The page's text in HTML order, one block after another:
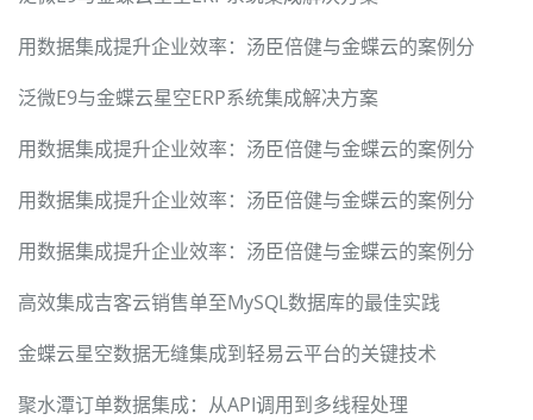
用数据集成提升企业效率：汤臣倍健与金蝶云的案例分
泛微E9与金蝶云星空ERP系统集成解决方案
用数据集成提升企业效率：汤臣倍健与金蝶云的案例分
用数据集成提升企业效率：汤臣倍健与金蝶云的案例分
用数据集成提升企业效率：汤臣倍健与金蝶云的案例分
高效集成吉客云销售单至MySQL数据库的最佳实践
金蝶云星空数据无缝集成到轻易云平台的关键技术
聚水潭订单数据集成：从API调用到多线程处理